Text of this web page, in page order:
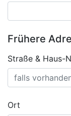
Frühere
Straße & Haus-
Ort